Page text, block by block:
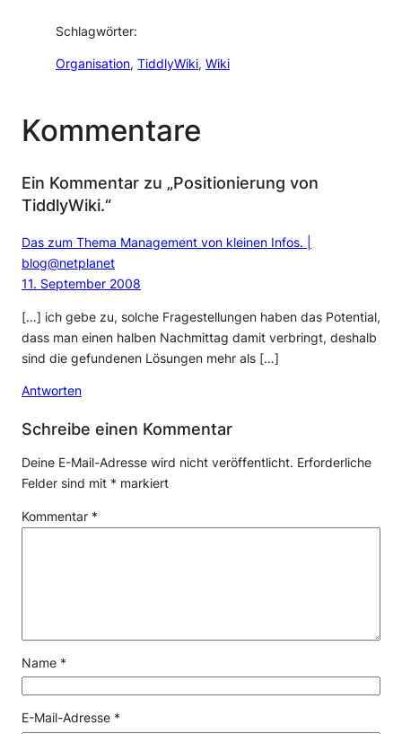
Schlagwörter:
Organisation, TiddlyWiki, Wiki
Kommentare
Ein Kommentar zu „Positionierung von
TiddlyWiki.“
Das zum Thema Management von kleinen Infos. |
blog@netplanet
11. September 2008
[…] ich gebe zu, solche Fragestellungen haben das Potential,
dass man einen halben Nachmittag damit verbringt, deshalb
sind die gefundenen Lösungen mehr als […]
Antworten
Schreibe einen Kommentar
Deine E-Mail-Adresse wird nicht veröffentlicht. Erforderliche
Felder sind mit * markiert
Kommentar *
Name *
E-Mail-Adresse *